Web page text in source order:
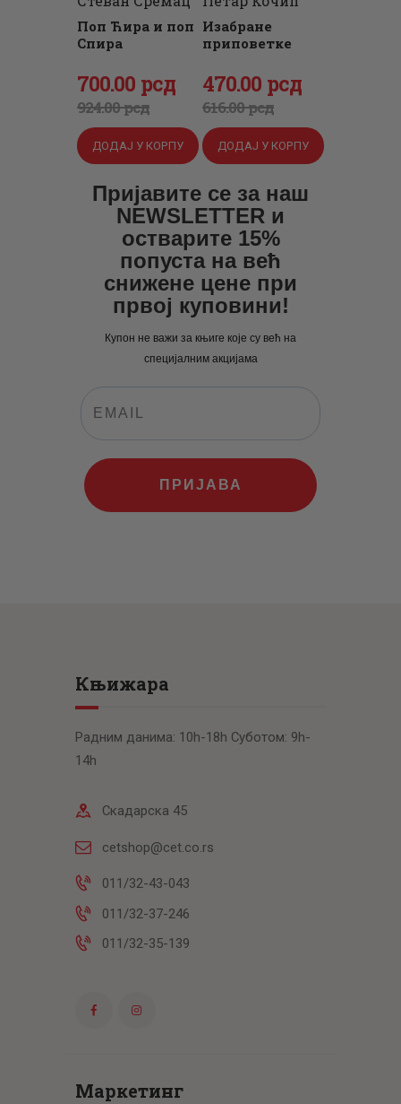
Поп Ћира и поп
Спира
924.00рсд
Оригинална
цена
је
била:
924.
700.00 рсд
Тренутна
цена
је:
700.
ДОДАЈ У КОРПУ
Изабране
приповетке
616.00рсд
Оригинална
цена
је
била:
616
0
0
рсд.
470.00 рсд
Тренутна
цена
је:
470.
0
0
рсд.
ДОДАЈ У КОРПУ
Пријавите се за наш
NEWSLETTER и
остварите 15%
попуста на већ
снижене цене при
првој куповини!
Купон не важи за књиге које су већ на
специјалним акцијама
ПРИЈАВА
Књижара
Радним данима: 10h-18h Суботом: 9h-
14h
Скадарска 45
cetshop@cet.co.rs
011/32-43-043
011/32-37-246
011/32-35-139
Маркетинг